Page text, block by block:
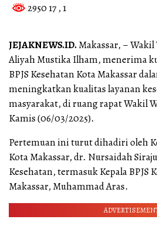
2950 17 , 1
JEJAKNEWS.ID.Makassar, –
Aliyah Mustika Ilham, menerima
BPJS Kesehatan Kota Makassar
meningkatkan kualitas layanan
masyarakat, di ruang rapat Wakil
Kamis (06/03/2025).
Pertemuan ini turut dihadiri oleh
Kota Makassar, dr. Nursaidah
Kesehatan, termasuk Kepala BPJS
Makassar, Muhammad Aras.